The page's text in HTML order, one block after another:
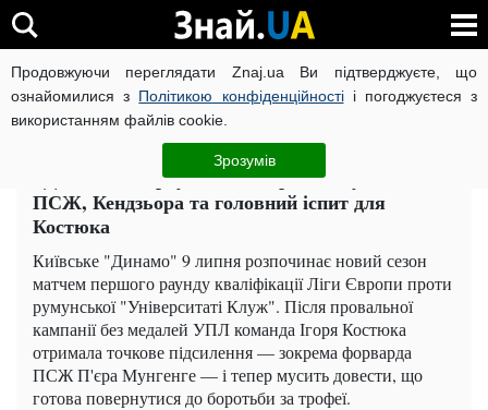
Продовжуючи переглядати Znaj.ua Ви підтверджуєте, що
ознайомилися з Політикою конфіденційностіі погоджуєтеся з
використанням файлів cookie.
Зрозумів
ВІЙНА РОСІЇ ПРОТИ УКРАЇНИ КОРОНАВІРУС В УКРАЇНІ
ЧИТАТЬ НА РУССКОМ
"Динамо" стартує в Лізі Європи: Мунгенге з
ПСЖ, Кендзьора та головний іспит для
Костюка
Київське "Динамо" 9 липня розпочинає новий сезон
матчем першого раунду кваліфікації Ліги Європи проти
румунської "Університаті Клуж". Після провальної
кампанії без медалей УПЛ команда Ігоря Костюка
отримала точкове підсилення — зокрема форварда
ПСЖ П'єра Мунгенге — і тепер мусить довести, що
готова повернутися до боротьби за трофеї.